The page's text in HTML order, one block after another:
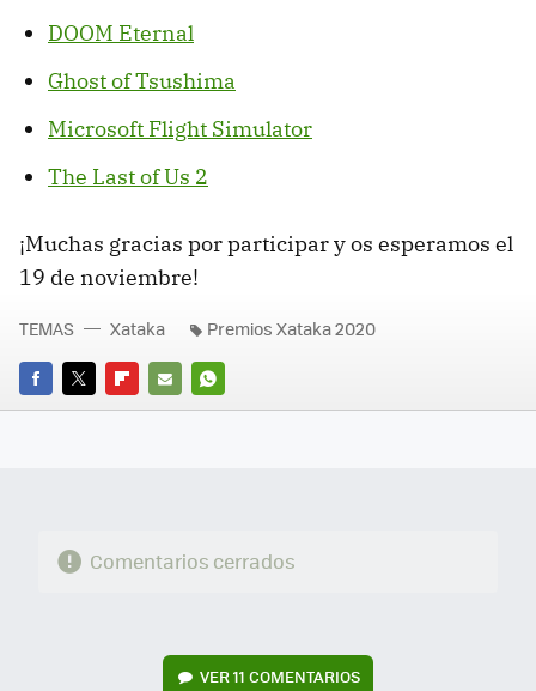
DOOM Eternal
Ghost of Tsushima
Microsoft Flight Simulator
The Last of Us 2
¡Muchas gracias por participar y os esperamos el
19 de noviembre!
FACEBOOK
TWITTERFLIPBOARD
E-
WHATSAPP
TEMAS Xataka Premios Xataka 2020
Comentarios cerrados
VER 11 COMENTARIOS